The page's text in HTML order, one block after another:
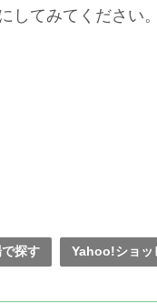
してみてください。
探す Yahoo!ショッ